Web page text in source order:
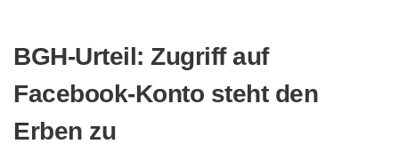
BGH-Urteil: Zugriff auf
Facebook-Konto steht den
Erben zu